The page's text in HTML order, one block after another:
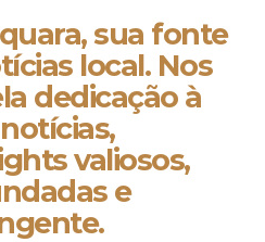
sua fonte
local. Nos
dedicação à
valiosos,
e